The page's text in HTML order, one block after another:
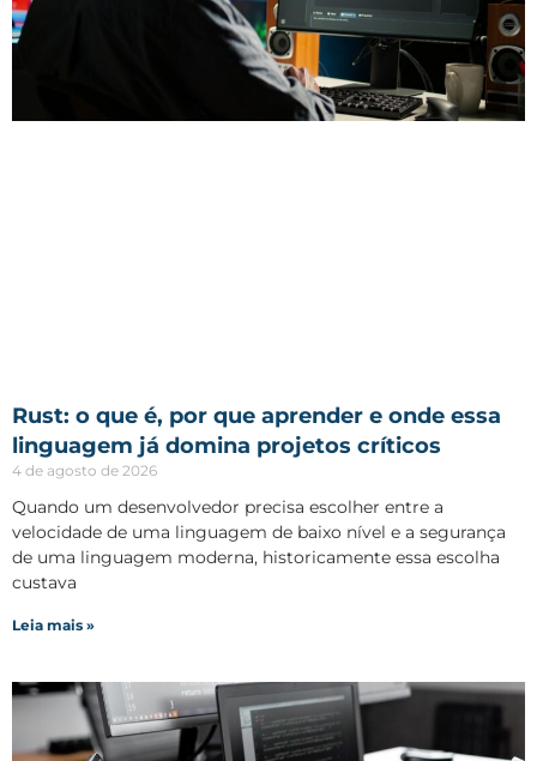
Rust: o que é, por que aprender e onde essa
linguagem já domina projetos críticos
4 de agosto de 2026
Quando um desenvolvedor precisa escolher entre a
velocidade de uma linguagem de baixo nível e a segurança
de uma linguagem moderna, historicamente essa escolha
custava
Leia mais »